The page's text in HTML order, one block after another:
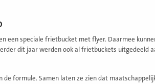
een speciale frietbucket met flyer. Daarmee
dit jaar werden ook al frietbuckets uitgedeeld
formule. Samen laten ze zien dat